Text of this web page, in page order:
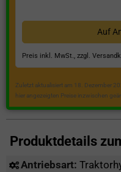
Auf
Preis inkl. MwSt., zzgl.
Zuletzt aktualisiert am 18. Dezember
hier angezeigten Preise inzwischen
Produktdetails
Antriebsart: